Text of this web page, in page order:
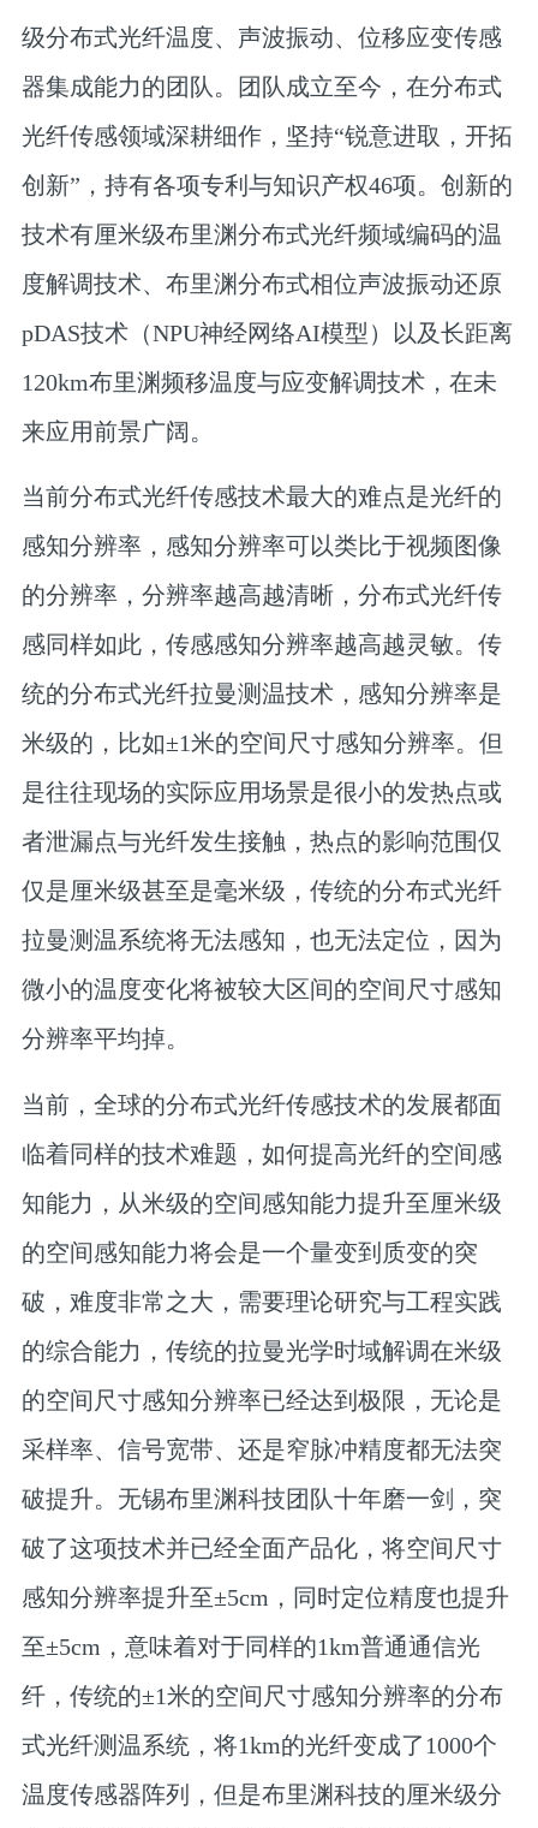
级分布式光纤温度、声波振动、位移应变传感
器集成能力的团队。团队成立至今，在分布式
光纤传感领域深耕细作，坚持“锐意进取，开拓
创新”，持有各项专利与知识产权46项。创新的
技术有厘米级布里渊分布式光纤频域编码的温
度解调技术、布里渊分布式相位声波振动还原
pDAS技术（NPU神经网络AI模型）以及长距离
120km布里渊频移温度与应变解调技术，在未
来应用前景广阔。
当前分布式光纤传感技术最大的难点是光纤的
感知分辨率，感知分辨率可以类比于视频图像
的分辨率，分辨率越高越清晰，分布式光纤传
感同样如此，传感感知分辨率越高越灵敏。传
统的分布式光纤拉曼测温技术，感知分辨率是
米级的，比如±1米的空间尺寸感知分辨率。但
是往往现场的实际应用场景是很小的发热点或
者泄漏点与光纤发生接触，热点的影响范围仅
仅是厘米级甚至是毫米级，传统的分布式光纤
拉曼测温系统将无法感知，也无法定位，因为
微小的温度变化将被较大区间的空间尺寸感知
分辨率平均掉。
当前，全球的分布式光纤传感技术的发展都面
临着同样的技术难题，如何提高光纤的空间感
知能力，从米级的空间感知能力提升至厘米级
的空间感知能力将会是一个量变到质变的突
破，难度非常之大，需要理论研究与工程实践
的综合能力，传统的拉曼光学时域解调在米级
的空间尺寸感知分辨率已经达到极限，无论是
采样率、信号宽带、还是窄脉冲精度都无法突
破提升。无锡布里渊科技团队十年磨一剑，突
破了这项技术并已经全面产品化，将空间尺寸
感知分辨率提升至±5cm，同时定位精度也提升
至±5cm，意味着对于同样的1km普通通信光
纤，传统的±1米的空间尺寸感知分辨率的分布
式光纤测温系统，将1km的光纤变成了1000个
温度传感器阵列，但是布里渊科技的厘米级分